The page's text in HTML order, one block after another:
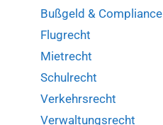
Bußgeld & Compliance
Flugrecht
Mietrecht
Schulrecht
Verkehrsrecht
Verwaltungsrecht